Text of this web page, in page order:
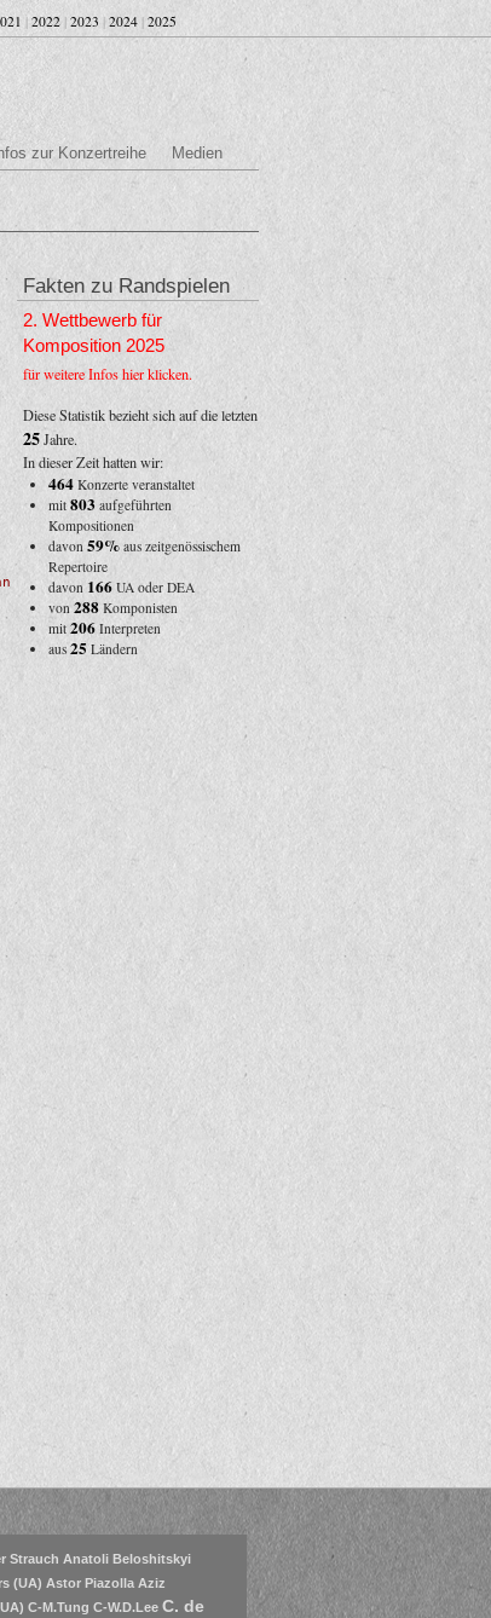
| 2022 | 2023 | 2024 | 2025
zur Konzertreihe Medien
Fakten zu Randspielen
2. Wettbewerb für
Komposition 2025
für weitere Infos hier klicken.
Diese Statistik bezieht sich auf die letzten
25Jahre.
In dieser Zeit hatten wir:
464Konzerte veranstaltet
mit 803aufgeführten
Kompositionen
davon 59%aus zeitgenössischem
Repertoire
davon 166UA oder DEA
von 288Komponisten
mit 206Interpreten
aus25 Ländern
Strauch Anatoli Beloshitskyi
(UA) Astor Piazolla Aziz
C-M.Tung C-W.D.Lee C. de